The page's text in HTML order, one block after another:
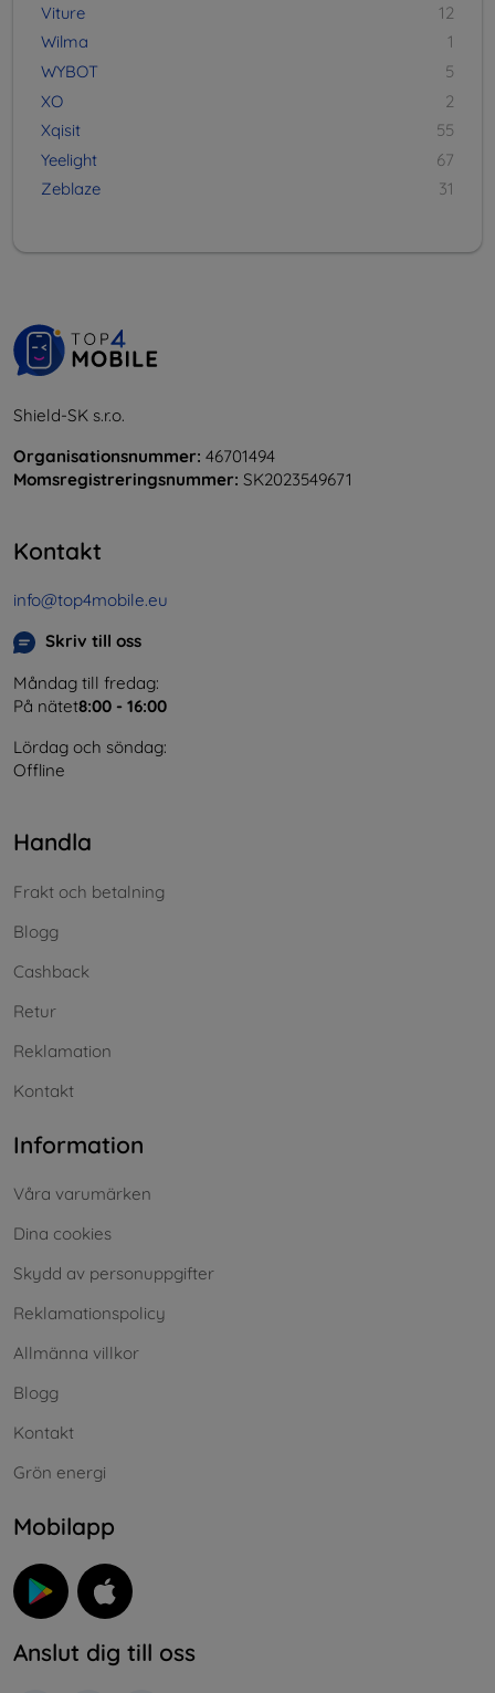
Viture
12
Wilma
1
WYBOT
5
XO
2
Xqisit
55
Yeelight
67
Zeblaze
31
Shield-SK s.r.o.
Organisationsnummer: 46701494
Momsregistreringsnummer: SK2023549671
Kontakt
info@top4mobile.eu
Skriv till oss
Måndag till fredag:
På nätet8:00 - 16:00
Lördag och söndag:
Offline
Handla
Frakt och betalning
Blogg
Cashback
Retur
Reklamation
Kontakt
Information
Våra varumärken
Dina cookies
Skydd av personuppgifter
Reklamationspolicy
Allmänna villkor
Blogg
Kontakt
Grön energi
Mobilapp
Anslut dig till oss